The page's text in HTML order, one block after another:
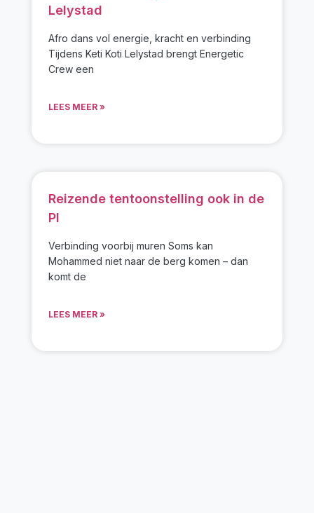
Lelystad
Afro dans vol energie, kracht en verbinding
Tijdens Keti Koti Lelystad brengt Energetic
Crew een
LEES MEER »
Reizende tentoonstelling ook in de
PI
Verbinding voorbij muren Soms kan
Mohammed niet naar de berg komen – dan
komt de
LEES MEER »